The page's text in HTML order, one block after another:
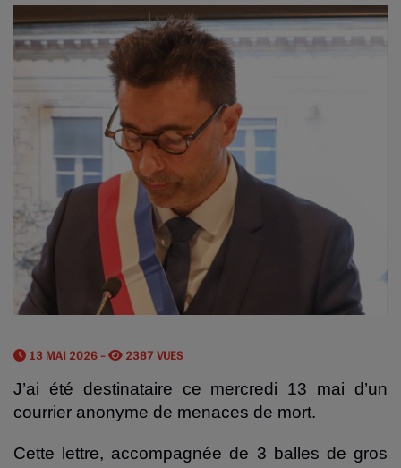
13 MAI 2026 - 2387 VUES
J’ai été destinataire ce mercredi 13 mai d’un
courrier anonyme de menaces de mort.
Cette lettre, accompagnée de 3 balles de gros